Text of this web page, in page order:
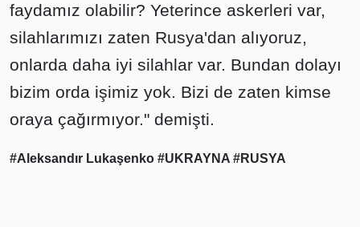
faydamız olabilir? Yeterince askerleri var,
silahlarımızı zaten Rusya'dan alıyoruz,
onlarda daha iyi silahlar var. Bundan dolayı
bizim orda işimiz yok. Bizi de zaten kimse
oraya çağırmıyor." demişti.
#Aleksandır Lukaşenko #UKRAYNA #RUSYA